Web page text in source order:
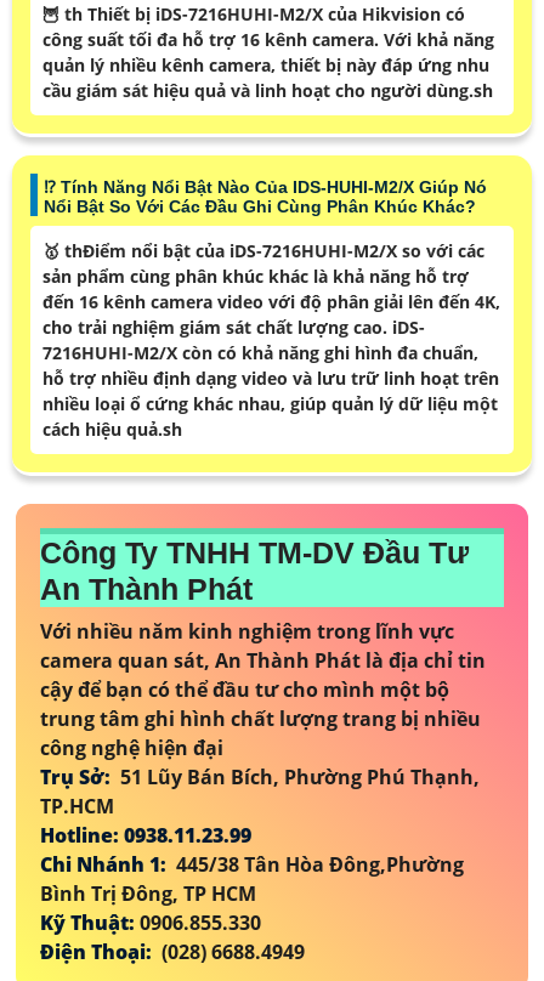
🦉 th Thiết bị iDS-7216HUHI-M2/X của Hikvision có
công suất tối đa hỗ trợ 16 kênh camera. Với khả năng
quản lý nhiều kênh camera, thiết bị này đáp ứng nhu
cầu giám sát hiệu quả và linh hoạt cho người dùng.sh
⁉️ Tính Năng Nổi Bật Nào Của IDS-HUHI-M2/X Giúp Nó
Nổi Bật So Với Các Đầu Ghi Cùng Phân Khúc Khác?
🥇 thĐiểm nổi bật của iDS-7216HUHI-M2/X so với các
sản phẩm cùng phân khúc khác là khả năng hỗ trợ
đến 16 kênh camera video với độ phân giải lên đến 4K,
cho trải nghiệm giám sát chất lượng cao. iDS-
7216HUHI-M2/X còn có khả năng ghi hình đa chuẩn,
hỗ trợ nhiều định dạng video và lưu trữ linh hoạt trên
nhiều loại ổ cứng khác nhau, giúp quản lý dữ liệu một
cách hiệu quả.sh
Công Ty TNHH TM-DV Đầu Tư
An Thành Phát
Với nhiều năm kinh nghiệm trong lĩnh vực
camera quan sát, An Thành Phát là địa chỉ tin
cậy để bạn có thể đầu tư cho mình một bộ
trung tâm ghi hình chất lượng trang bị nhiều
công nghệ hiện đại
Trụ Sở: 51 Lũy Bán Bích, Phường Phú Thạnh,
TP.HCM
Hotline: 0938.11.23.99
Chi Nhánh 1: 445/38 Tân Hòa Đông,Phường
Bình Trị Đông, TP HCM
Kỹ Thuật: 0906.855.330
Điện Thoại: (028) 6688.4949